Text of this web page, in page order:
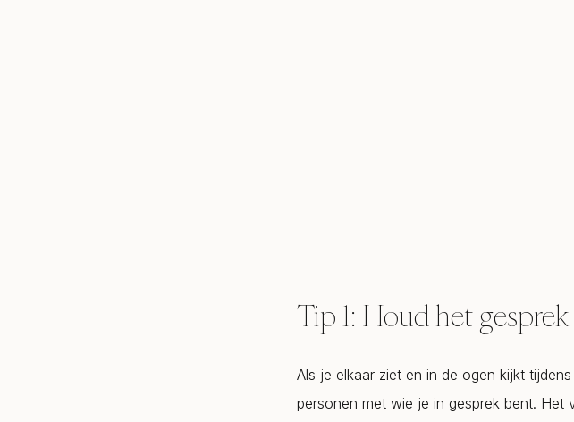
Tip 1: Houd het
Als je elkaar ziet en in de ogen kijkt
personen met wie je in gesprek bent. Het